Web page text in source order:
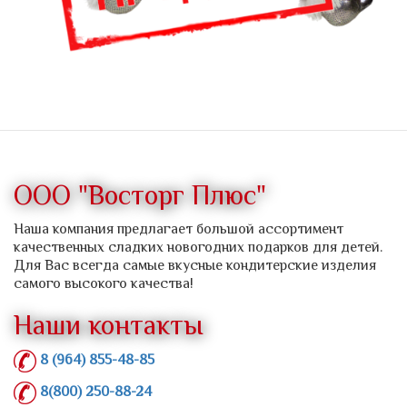
ООО "Восторг Плюс"
Наша компания предлагает большой ассортимент
качественных сладких новогодних подарков для детей.
Для Вас всегда самые вкусные кондитерские изделия
самого высокого качества!
Наши контакты
8 (964) 855-48-85
8(800) 250-88-24